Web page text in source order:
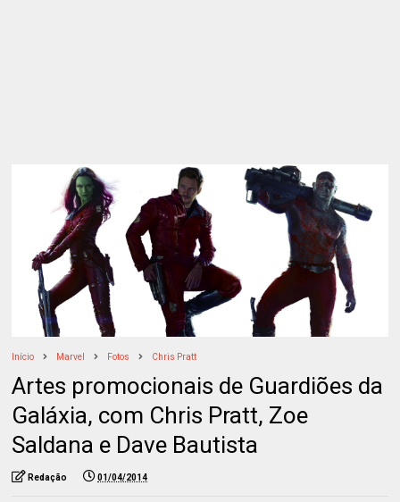
Início Marvel Fotos Chris Pratt
Artes promocionais de Guardiões da
Galáxia, com Chris Pratt, Zoe
Saldana e Dave Bautista
Redação 01/04/2014